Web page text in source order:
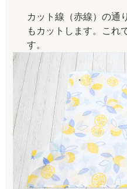
カット線（赤線）の通
もカットします。これ
す。